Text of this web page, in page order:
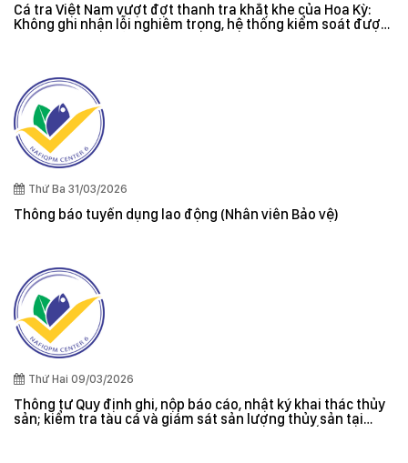
Cá tra Việt Nam vượt đợt thanh tra khắt khe của Hoa Kỳ:
Không ghi nhận lỗi nghiêm trọng, hệ thống kiểm soát được
Thứ Ba 31/03/2026
Thông báo tuyển dụng lao động (Nhân viên Bảo vệ)
Thứ Hai 09/03/2026
Thông tư Quy định ghi, nộp báo cáo, nhật ký khai thác thủy
sản; kiểm tra tàu cá và giám sát sản lượng thủy sản tại